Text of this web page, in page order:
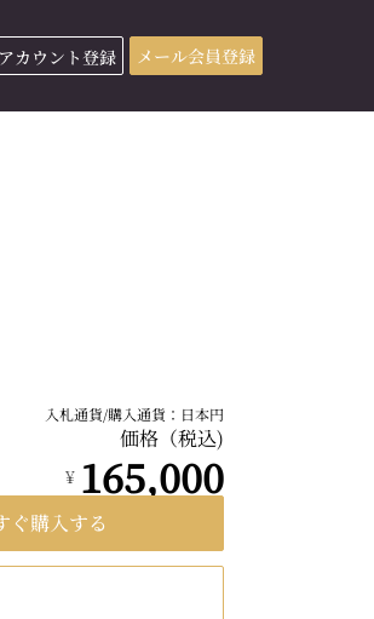
アカウント登録 メール会員登録
入札通貨/購入通貨：日本円
価格（税込)
¥ 165,000
ぐ購入する